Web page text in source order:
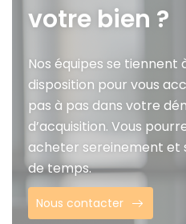
votre bien ?
Nos équipes se tiennent
disposition pour vous
pas à pas dans votre
d’acquisition. Vous
acheter sereinement et
de temps.
Nous contacter